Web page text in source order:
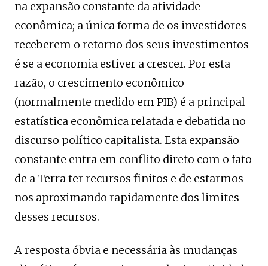
na expansão constante da atividade
econômica; a única forma de os investidores
receberem o retorno dos seus investimentos
é se a economia estiver a crescer. Por esta
razão, o crescimento econômico
(normalmente medido em PIB) é a principal
estatística econômica relatada e debatida no
discurso político capitalista. Esta expansão
constante entra em conflito direto com o fato
de a Terra ter recursos finitos e de estarmos
nos aproximando rapidamente dos limites
desses recursos.
A resposta óbvia e necessária às mudanças